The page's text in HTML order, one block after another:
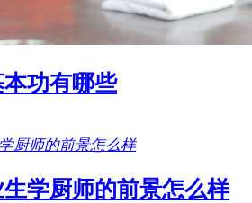
功有哪些
学厨师的前景怎么样